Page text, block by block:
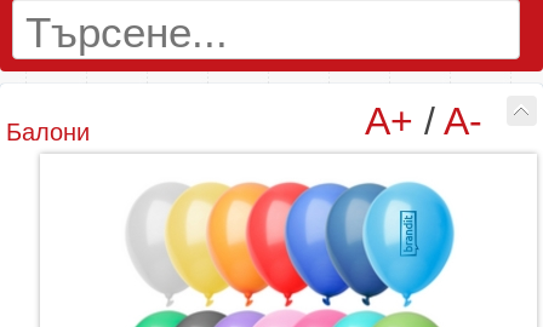
A+ /A-
Балони